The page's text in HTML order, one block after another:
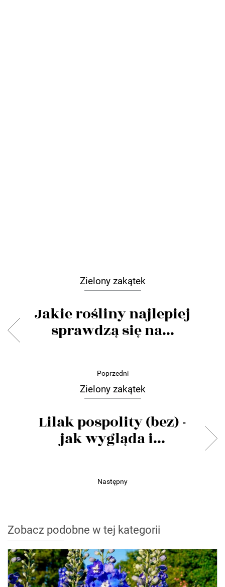
Zielony zakątek
Jakie rośliny najlepiej
sprawdzą się na...
Poprzedni
Zielony zakątek
Lilak pospolity (bez) -
jak wygląda i...
Następny
Zobacz podobne w tej kategorii